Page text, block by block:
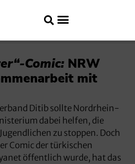
Comic: NRW
mit
Ditib sollte Nordrhein-
dabei helfen, die
zu stoppen. Doch
Comic der türkischen
öffentlich wurde, hat das